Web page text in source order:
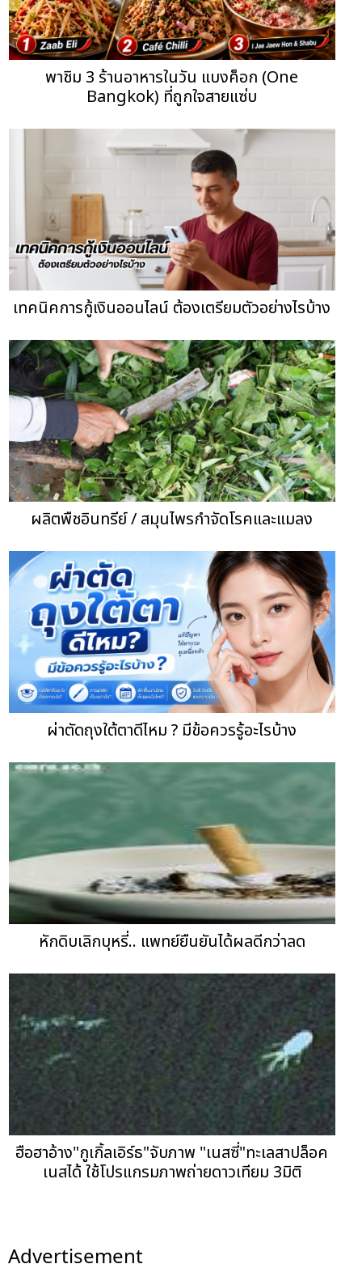
พาชิม 3 ร้านอาหารในวัน แบงค็อก (One
Bangkok) ที่ถูกใจสายแซ่บ
เทคนิคการกู้เงินออนไลน์ ต้องเตรียมตัวอย่างไรบ้าง
ผลิตพืชอินทรีย์ / สมุนไพรกำจัดโรคและแมลง
ผ่าตัดถุงใต้ตาดีไหม ? มีข้อควรรู้อะไรบ้าง
หักดิบเลิกบุหรี่.. แพทย์ยืนยันได้ผลดีกว่าลด
ฮือฮาอ้าง"กูเกิ้ลเอิร์ธ"จับภาพ "เนสซี่"ทะเลสาปล็อค
เนสได้ ใช้โปรแกรมภาพถ่ายดาวเทียม 3มิติ
Advertisement